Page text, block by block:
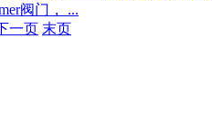
阀门， ...
一页 末页